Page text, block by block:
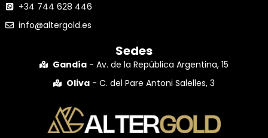
+34 744 628 446
info@altergold.es
Sedes
Gandía - Av. de la República Argentina, 15
Oliva - C. del Pare Antoni Salelles, 3